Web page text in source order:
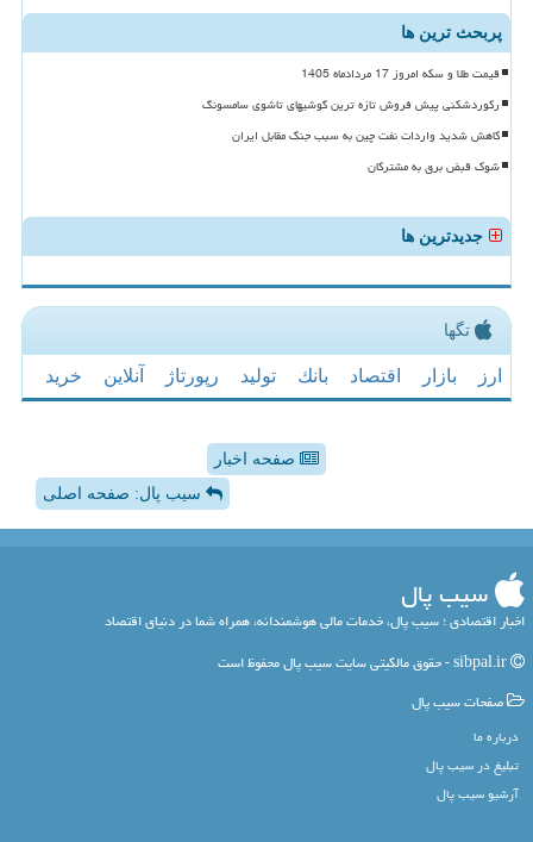
پربحث ترین ها
قیمت طلا و سکه امروز 17 مردادماه 1405
رکوردشکنی پیش فروش تازه ترین گوشیهای تاشوی سامسونگ
کاهش شدید واردات نفت چین به سبب جنگ مقابل ایران
شوک قبض برق به مشترکان
جدیدترین ها
تگها
ارز بازار اقتصاد بانك تولید رپورتاژ آنلاین خرید
صفحه اخبار
سیب پال: صفحه اصلی
سیب پال
اخبار اقتصادی ؛ سیب پال، خدمات مالی هوشمندانه، همراه شما در دنیای اقتصاد
صفحات سیب پال
درباره ما
تبلیغ در سیب پال
آرشیو سیب پال